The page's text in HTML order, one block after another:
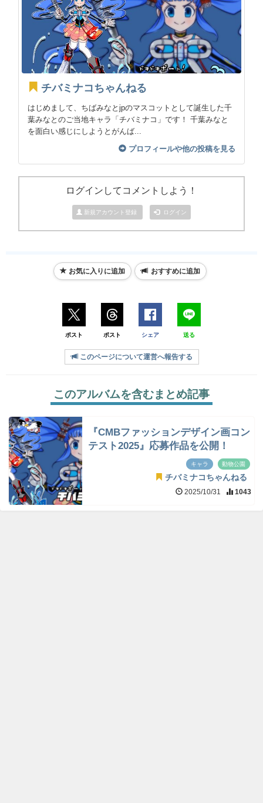
チバミナコちゃんねる
はじめまして、ちばみなとjpのマスコットとして誕生した千
葉みなとのご当地キャラ「チバミナコ」です！ 千葉みなと
を面白い感じにしようとがんば...
プロフィールや他の投稿を見る
ログインしてコメントしよう！
新規アカウント登録 ログイン
お気に入りに追加 おすすめに追加
ポスト ポスト シェア 送る
このページについて運営へ報告する
このアルバムを含むまとめ記事
『CMBファッションデザイン画コン
テスト2025』応募作品を公開！
キャラ 動物公園
チバミナコちゃんねる
2025/10/31 1043